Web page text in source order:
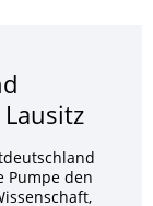
Pumpe den